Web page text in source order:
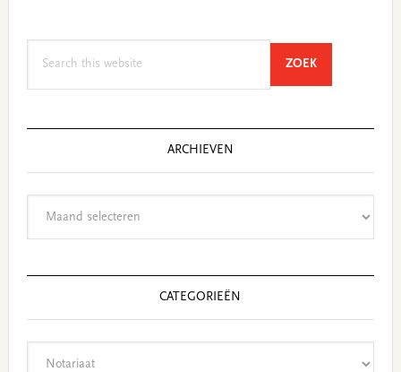
ZOEKSEARCH
ARCHIEVEN
CATEGORIEËN